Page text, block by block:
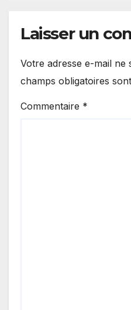
Laisser un
Votre adresse e-mail ne
champs obligatoires
Commentaire *